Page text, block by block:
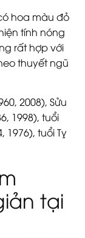
hoa màu đỏ
tính nóng
rất hợp với
thuyết ngũ
2008), Sửu
1998), tuổi
1976), tuổi Tỵ
tại